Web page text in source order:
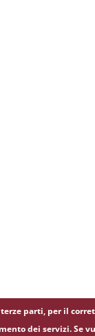
parti, per il
dei servizi. Se